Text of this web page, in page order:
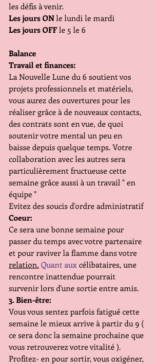
les défis à venir.
Les jours ON le lundi le mardi
Les jours OFF le 5 le 6
Balance
Travail et finances:
La Nouvelle Lune du 6 soutient vos
projets professionnels et matériels,
vous aurez des ouvertures pour les
réaliser grâce à de nouveaux contacts,
des contrats sont en vue, de quoi
soutenir votre mental un peu en
baisse depuis quelque temps. Votre
collaboration avec les autres sera
particulièrement fructueuse cette
semaine grâce aussi à un travail " en
équipe "
Evitez des soucis d'ordre administratif
Coeur:
Ce sera une bonne semaine pour
passer du temps avec votre partenaire
et pour raviver la flamme dans votre
relation. Quant aux célibataires, une
rencontre inattendue pourrait
survenir lors d'une sortie entre amis.
3. Bien-être:
Vous vous sentez parfois fatigué cette
semaine le mieux arrive à partir du 9 (
ce sera donc la semaine prochaine que
vous retrouverez votre vitalité ).
Profitez- en pour sortir, vous oxigéner,